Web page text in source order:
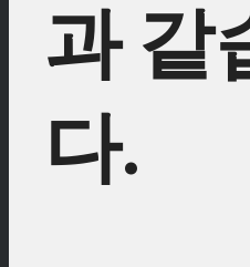
과 같
다.